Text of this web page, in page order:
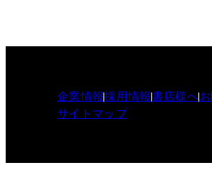
企業情報採用情報書店様へ
サイトマップ